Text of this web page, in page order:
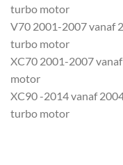
turbo motor
V70 2001-2007 vanaf
turbo motor
XC70 2001-2007
motor
XC90 -2014 vanaf
turbo motor